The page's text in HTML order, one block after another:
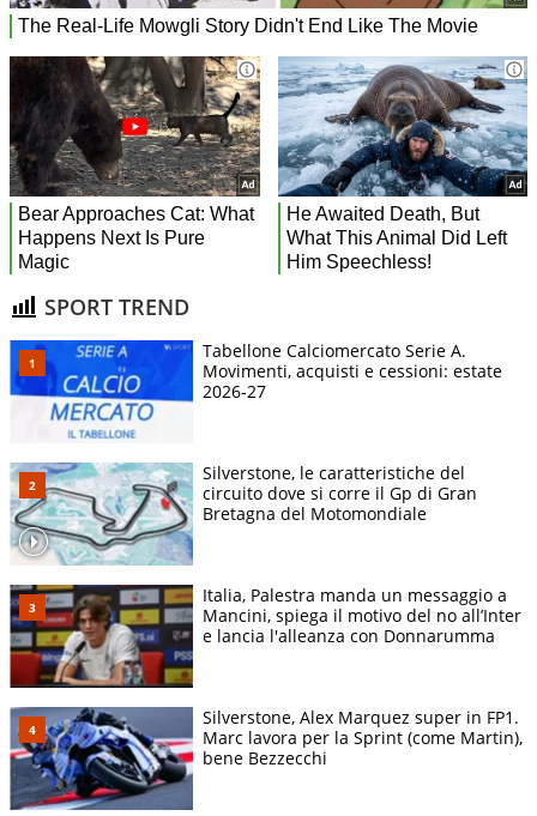
SPORT TREND
Tabellone Calciomercato Serie A.
Movimenti, acquisti e cessioni: estate
2026-27
Silverstone, le caratteristiche del
circuito dove si corre il Gp di Gran
Bretagna del Motomondiale
Italia, Palestra manda un messaggio a
Mancini, spiega il motivo del no all’Inter
e lancia l'alleanza con Donnarumma
Silverstone, Alex Marquez super in FP1.
Marc lavora per la Sprint (come Martin),
bene Bezzecchi